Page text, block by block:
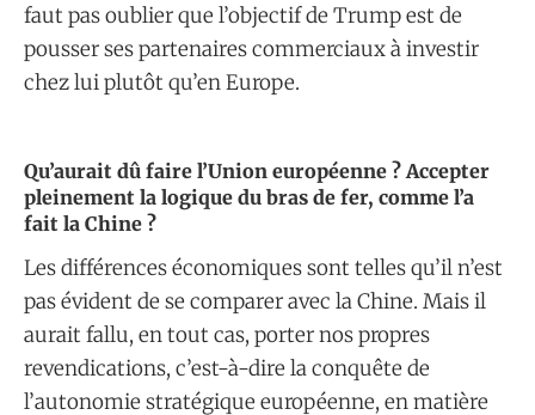
faut pas oublier que l’objectif de Trump est de
pousser ses partenaires commerciaux à investir
chez lui plutôt qu’en Europe.
Qu’aurait dû faire l’Union européenne ? Accepter
pleinement la logique du bras de fer, comme l’a
fait la Chine ?
Les différences économiques sont telles qu’il n’est
pas évident de se comparer avec la Chine. Mais il
aurait fallu, en tout cas, porter nos propres
revendications, c’est-à-dire la conquête de
l’autonomie stratégique européenne, en matière